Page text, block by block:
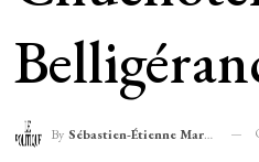
By Sébastien-Étienne Marechal